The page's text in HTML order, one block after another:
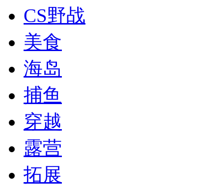
CS野战
美食
海岛
捕鱼
穿越
露营
拓展